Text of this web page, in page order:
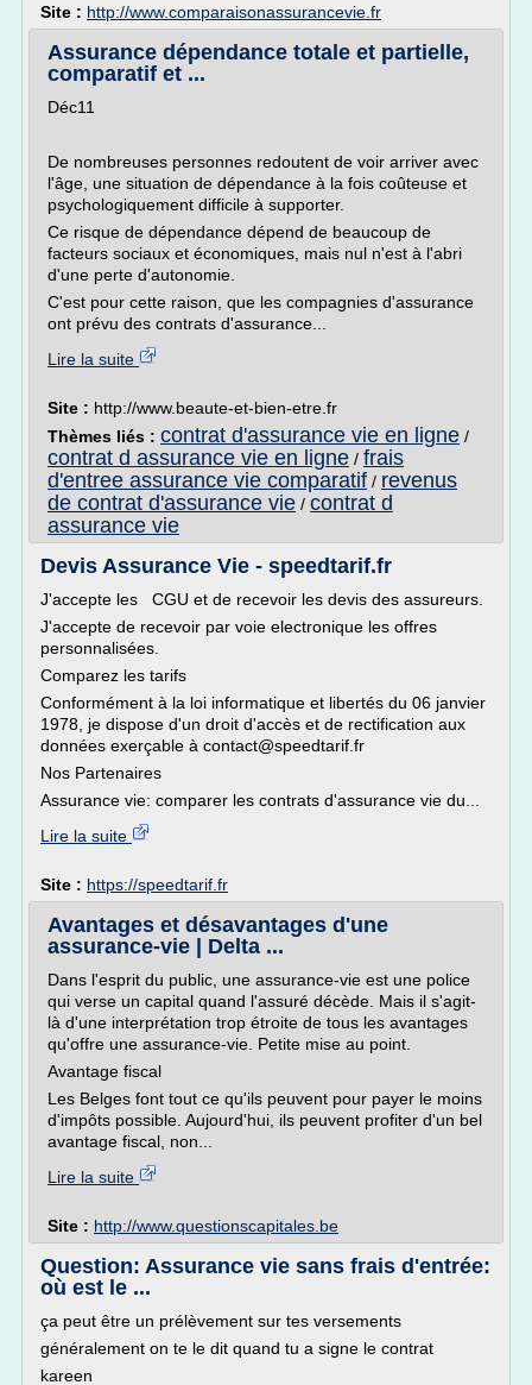
Site : http://www.comparaisonassurancevie.fr
Assurance dépendance totale et partielle,
comparatif et ...
Déc11
De nombreuses personnes redoutent de voir arriver avec
l'âge, une situation de dépendance à la fois coûteuse et
psychologiquement difficile à supporter.
Ce risque de dépendance dépend de beaucoup de
facteurs sociaux et économiques, mais nul n'est à l'abri
d'une perte d'autonomie.
C'est pour cette raison, que les compagnies d'assurance
ont prévu des contrats d'assurance...
Lire la suite
Site : http://www.beaute-et-bien-etre.fr
Thèmes liés : contrat d'assurance vie en ligne /
contrat d assurance vie en ligne / frais
d'entree assurance vie comparatif / revenus
de contrat d'assurance vie / contrat d
assurance vie
Devis Assurance Vie - speedtarif.fr
J'accepte les CGU et de recevoir les devis des assureurs.
J'accepte de recevoir par voie electronique les offres
personnalisées.
Comparez les tarifs
Conformément à la loi informatique et libertés du 06 janvier
1978, je dispose d'un droit d'accès et de rectification aux
données exerçable à contact@speedtarif.fr
Nos Partenaires
Assurance vie: comparer les contrats d'assurance vie du...
Lire la suite
Site : https://speedtarif.fr
Avantages et désavantages d'une
assurance-vie | Delta ...
Dans l'esprit du public, une assurance-vie est une police
qui verse un capital quand l'assuré décède. Mais il s'agit-
là d'une interprétation trop étroite de tous les avantages
qu'offre une assurance-vie. Petite mise au point.
Avantage fiscal
Les Belges font tout ce qu'ils peuvent pour payer le moins
d'impôts possible. Aujourd'hui, ils peuvent profiter d'un bel
avantage fiscal, non...
Lire la suite
Site : http://www.questionscapitales.be
Question: Assurance vie sans frais d'entrée:
où est le ...
ça peut être un prélèvement sur tes versements
généralement on te le dit quand tu a signe le contrat
kareen